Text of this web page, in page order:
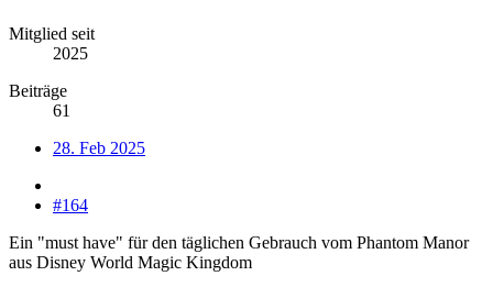
Mitglied seit
2025
Beiträge
61
28. Feb 2025
#164
Ein "must have" für den täglichen Gebrauch vom Phantom Manor
aus Disney World Magic Kingdom